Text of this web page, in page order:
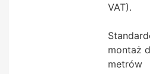
VAT).
montaż
metrów